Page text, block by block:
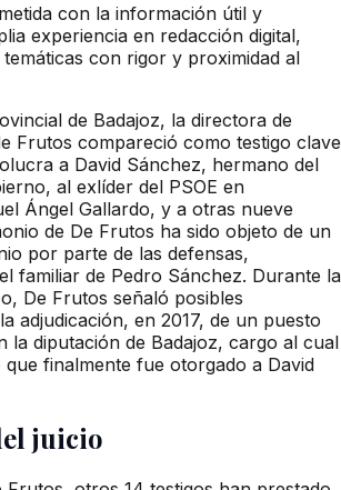
con la información útil y
experiencia en redacción digital,
con rigor y proximidad al
de Badajoz, la directora de
Frutos compareció como testigo clave
a David Sánchez, hermano del
al exlíder del PSOE en
Ángel Gallardo, y a otras nueve
de De Frutos ha sido objeto de un
por parte de las defensas,
familiar de Pedro Sánchez. Durante la
De Frutos señaló posibles
adjudicación, en 2017, de un puesto
la diputación de Badajoz, cargo al cual
finalmente fue otorgado a David
juicio